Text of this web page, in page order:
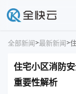
全部新闻>最新新闻>
住宅小区消防
重要性解析